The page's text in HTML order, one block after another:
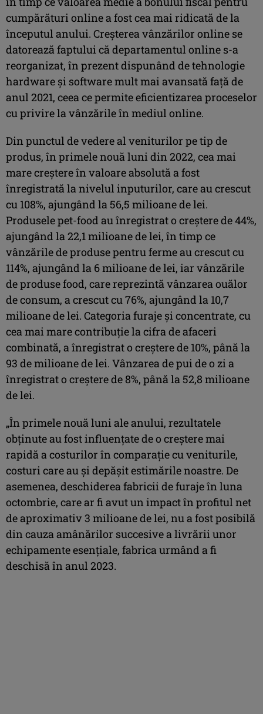
cumpărături online a fost cea mai ridicată de la
începutul anului. Creșterea vânzărilor online se
datorează faptului că departamentul online s-a
reorganizat, în prezent dispunând de tehnologie
hardware și software mult mai avansată față de
anul 2021, ceea ce permite eficientizarea proceselor
cu privire la vânzările în mediul online.
Din punctul de vedere al veniturilor pe tip de
produs, în primele nouă luni din 2022, cea mai
mare creștere în valoare absolută a fost
înregistrată la nivelul inputurilor, care au crescut
cu 108%, ajungând la 56,5 milioane de lei.
Produsele pet-food au înregistrat o creștere de 44%,
ajungând la 22,1 milioane de lei, în timp ce
vânzările de produse pentru ferme au crescut cu
114%, ajungând la 6 milioane de lei, iar vânzările
de produse food, care reprezintă vânzarea ouălor
de consum, a crescut cu 76%, ajungând la 10,7
milioane de lei. Categoria furaje și concentrate, cu
cea mai mare contribuție la cifra de afaceri
combinată, a înregistrat o creștere de 10%, până la
93 de milioane de lei. Vânzarea de pui de o zi a
înregistrat o creștere de 8%, până la 52,8 milioane
de lei.
„În primele nouă luni ale anului, rezultatele
obținute au fost influențate de o creștere mai
rapidă a costurilor în comparație cu veniturile,
costuri care au și depășit estimările noastre. De
asemenea, deschiderea fabricii de furaje în luna
octombrie, care ar fi avut un impact în profitul net
de aproximativ 3 milioane de lei, nu a fost posibilă
din cauza amânărilor succesive a livrării unor
echipamente esențiale, fabrica urmând a fi
deschisă în anul 2023.